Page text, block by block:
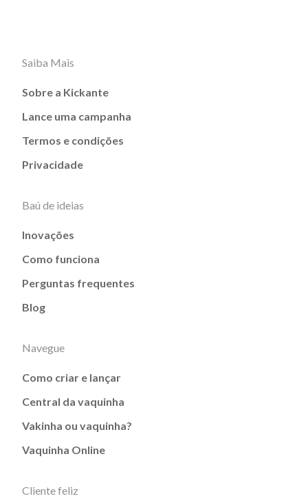
Saiba Mais
Sobre a Kickante
Lance uma campanha
Termos e condições
Privacidade
Baú de ideias
Inovações
Como funciona
Perguntas frequentes
Blog
Navegue
Como criar e lançar
Central da vaquinha
Vakinha ou vaquinha?
Vaquinha Online
Cliente feliz